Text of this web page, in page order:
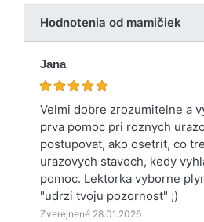
Hodnotenia od mamičiek
Jana
Velmi dobre zrozumitelne a
prva pomoc pri roznych
postupovat, ako osetrit, co
urazovych stavoch, kedy
pomoc. Lektorka vyborne
"udrzi tvoju pozornost" ;)
Zverejnené 28.01.2026